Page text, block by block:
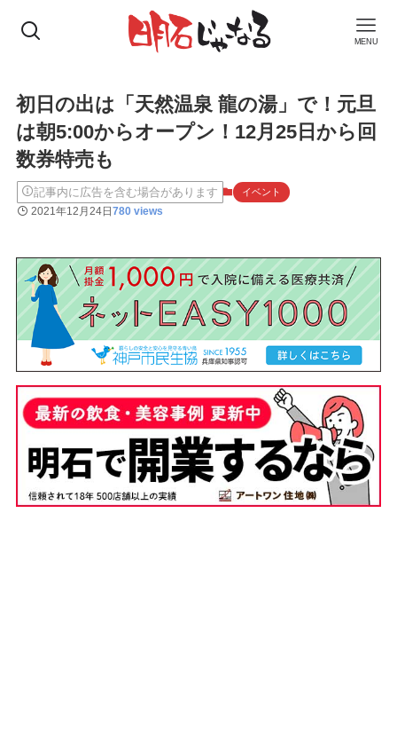
MENU
初日の出は「天然温泉 龍の湯」で！元旦
は朝5:00からオープン！12月25日から回
数券特売も
記事内に広告を含む場合があります イベント
2021年12月24日780 views